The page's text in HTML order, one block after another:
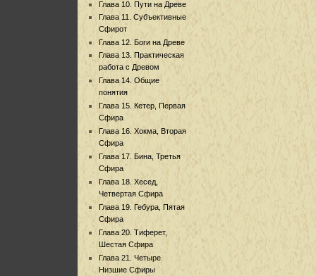
Глава 10. Пути на Древе
Глава 11. Субъективные
Сфирот
Глава 12. Боги на Древе
Глава 13. Практическая
работа с Древом
Глава 14. Общие
понятия
Глава 15. Кетер, Первая
Сфира
Глава 16. Хокма, Вторая
Сфира
Глава 17. Бина, Третья
Сфира
Глава 18. Хесед,
Четвертая Сфира
Глава 19. Гебура, Пятая
Сфира
Глава 20. Тиферет,
Шестая Сфира
Глава 21. Четыре
Низшие Сфиры